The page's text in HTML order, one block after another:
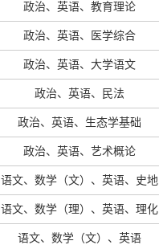
政治、英语、教育理论
政治、英语、医学综合
政治、英语、大学语文
政治、英语、民法
政治、英语、生态学基础
政治、英语、艺术概论
语文、数学（文）、英语、史地
语文、数学（理）、英语、理化
语文、数学（文）、英语